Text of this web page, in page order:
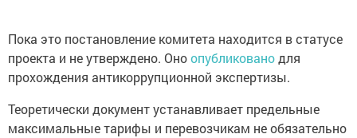
Пока это постановление комитета находится в статусе
проекта и не утверждено. Оноопубликованодля
прохождения антикоррупционной экспертизы.
Теоретически документ устанавливает предельные
максимальные тарифы и перевозчикам не обязательно